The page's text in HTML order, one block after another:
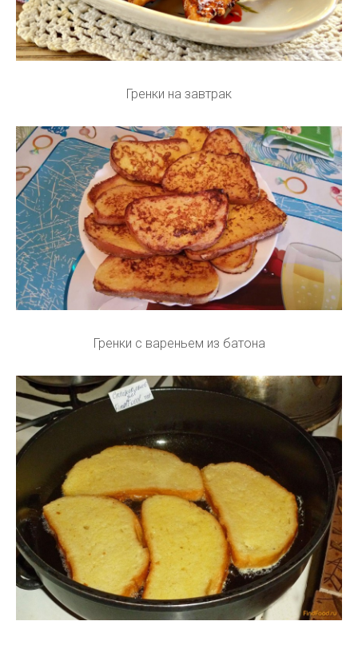
Гренки на завтрак
Гренки с вареньем из батона